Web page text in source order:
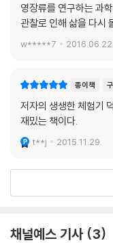
시때때로 들러붙는 파리
물들, 고생 끝에 얻은 소
기 및 흰개미 떼와 매일
수 없었고 외부 세계와
하지만 시간이 흐를수록
숭이들과 매일이 색다른
먼 이국땅에서 홀로 연구
들과 고락을 함께한 2년
을 쌓으면서 그 어디서도
마침내 ‘비숲’을 떠나왔다.
영장류를 연구하는 과
관찰로 인해 삶을 다시
w*****7 2016.06.22.
종이책
저자의 생생한 체험기
재밌는 책이다.
t**j 2015.11.29.
채널예스 기사 3